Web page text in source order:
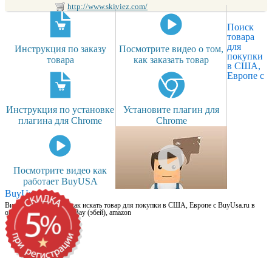
http://www.skiviez.com/
Инструкция по заказу
товара
Посмотрите видео о том,
как заказать товар
Инструкция по установке
плагина для Chrome
Установите плагин для
Chrome
Посмотрите видео как
работает BuyUSA
Поиск
товара
для
покупки
в США,
Европе с
BuyUsa.ru
Видео для новичков: как искать товар для покупки в США, Европе с BuyUsa.ru в
онлайн магазинах, на eBay (эбей), amazon